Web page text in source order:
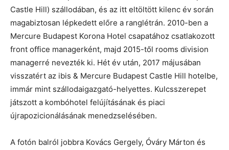
Castle Hill) szállodában, és az itt eltöltött kilenc év során
magabiztosan lépkedett előre a ranglétrán. 2010-ben a
Mercure Budapest Korona Hotel csapatához csatlakozott
front office managerként, majd 2015-től rooms division
managerré nevezték ki. Hét év után, 2017 májusában
visszatért az ibis & Mercure Budapest Castle Hill hotelbe,
immár mint szállodaigazgató-helyettes. Kulcsszerepet
játszott a kombóhotel felújításának és piaci
újrapozicionálásának menedzselésében.
A fotón balról jobbra Kovács Gergely, Óváry Márton és